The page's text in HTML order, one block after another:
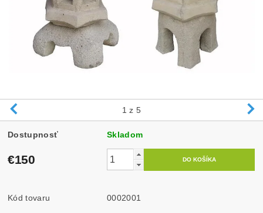
1 z 5
Dostupnosť Skladom
€150
Kód tovaru 0002001